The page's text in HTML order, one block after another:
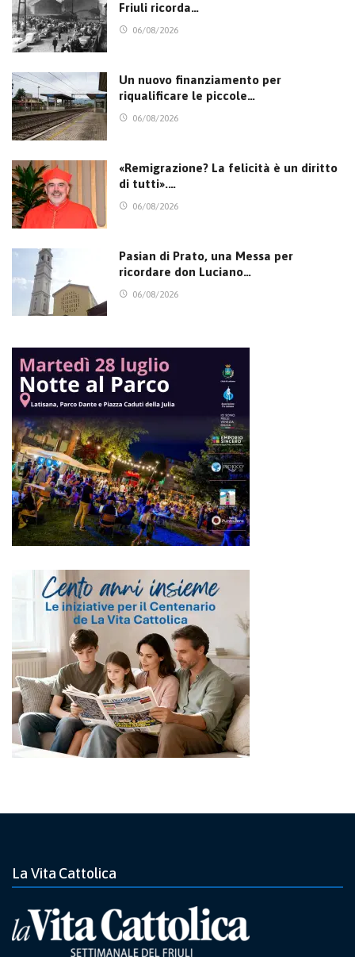
Friuli ricorda…
06/08/2026
Un nuovo finanziamento per
riqualificare le piccole…
06/08/2026
«Remigrazione? La felicità è un diritto
di tutti».…
06/08/2026
Pasian di Prato, una Messa per
ricordare don Luciano…
06/08/2026
La Vita Cattolica